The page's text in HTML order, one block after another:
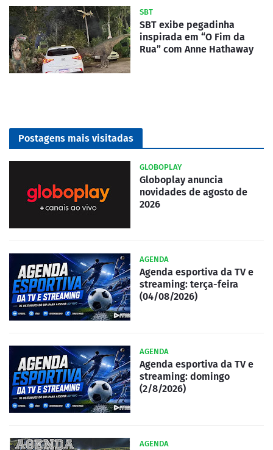
SBT
SBT exibe pegadinha
inspirada em “O Fim da
Rua” com Anne Hathaway
Postagens mais visitadas
GLOBOPLAY
Globoplay anuncia
novidades de agosto de
2026
AGENDA
Agenda esportiva da TV e
streaming: terça-feira
(04/08/2026)
AGENDA
Agenda esportiva da TV e
streaming: domingo
(2/8/2026)
AGENDA